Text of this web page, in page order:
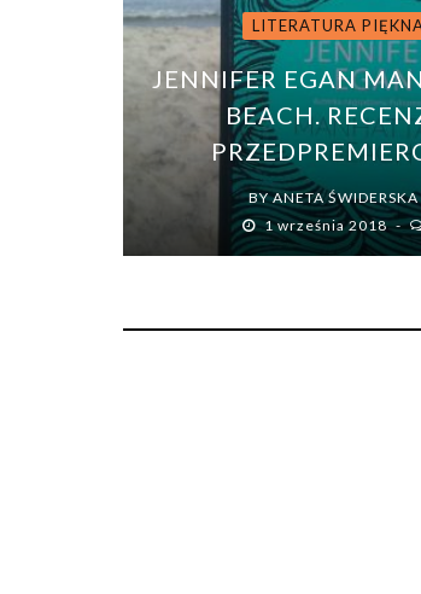
LITERATURA
JENNIFER EGAN
BEACH.
BYANETA ŚWIDERSKA
1 września 2018